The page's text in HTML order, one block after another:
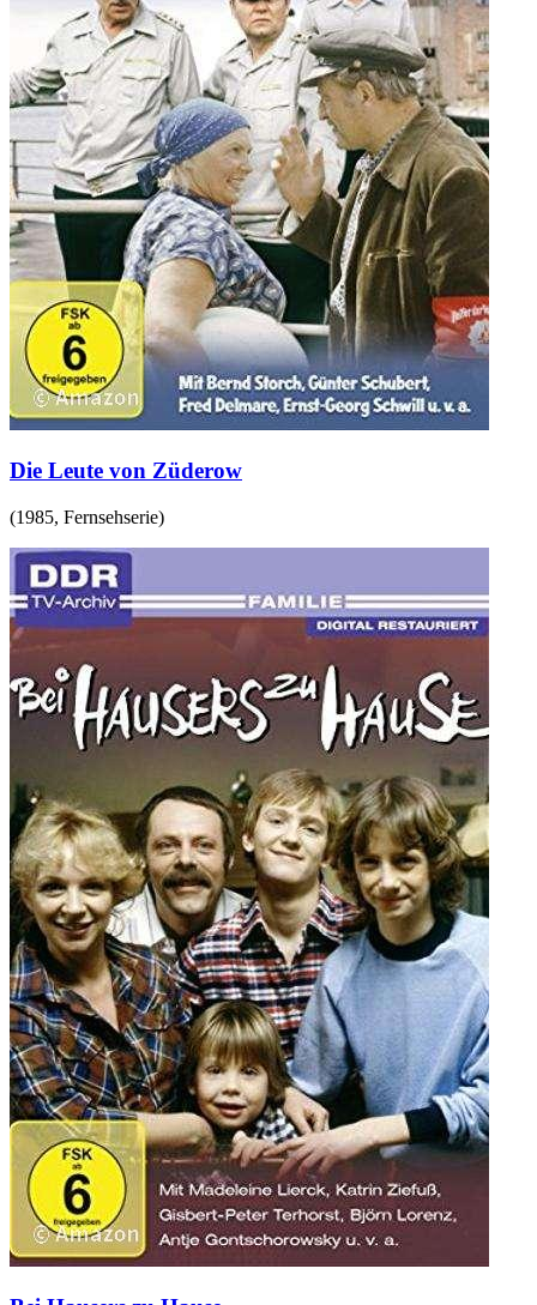
Die Leute von Züderow
(1985, Fernsehserie)